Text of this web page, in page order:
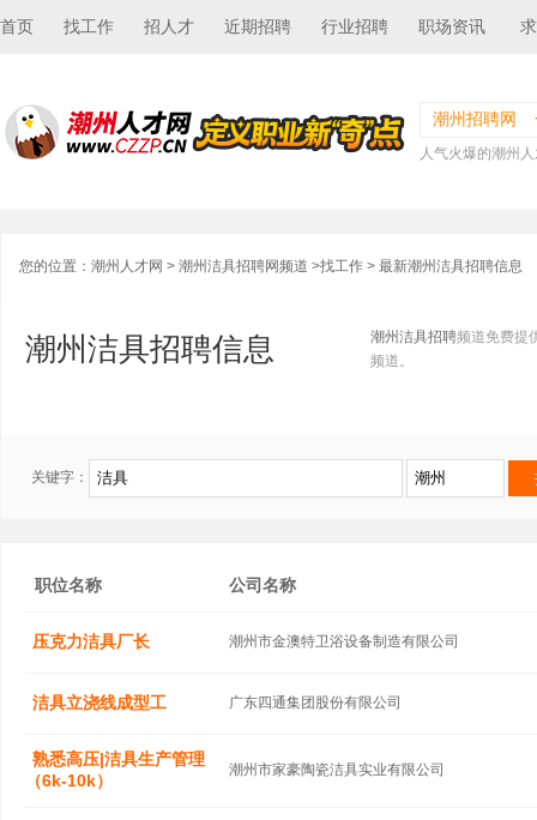
首页 找工作 招人才 近期招聘 行业招聘 职场资讯
潮州招聘网
人气火爆的潮州
您的位置： 潮州人才网 > 潮州洁具招聘网频道 >找工作 > 最新潮州洁具招聘信息
潮州洁具招聘信息 潮州洁具招聘频道免费提
频道。
关键字：
职位名称 公司名称
压克力洁具厂长 潮州市金澳特卫浴设备制造有限公司
洁具立浇线成型工 广东四通集团股份有限公司
熟悉高压|洁具生产管理
（6k-10k）
潮州市家豪陶瓷洁具实业有限公司